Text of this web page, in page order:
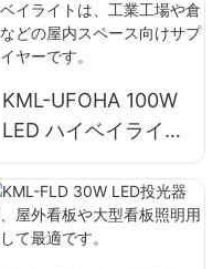
に最適です。
KML-UFOHA 100W
LED ハイベイライト
は、工業工場や倉庫
などの屋内スペース
向けサプライヤーで
す。